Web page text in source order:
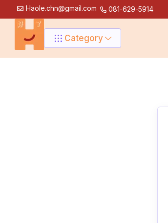
Haole.chn@gmail.com 081-629-5914
Category